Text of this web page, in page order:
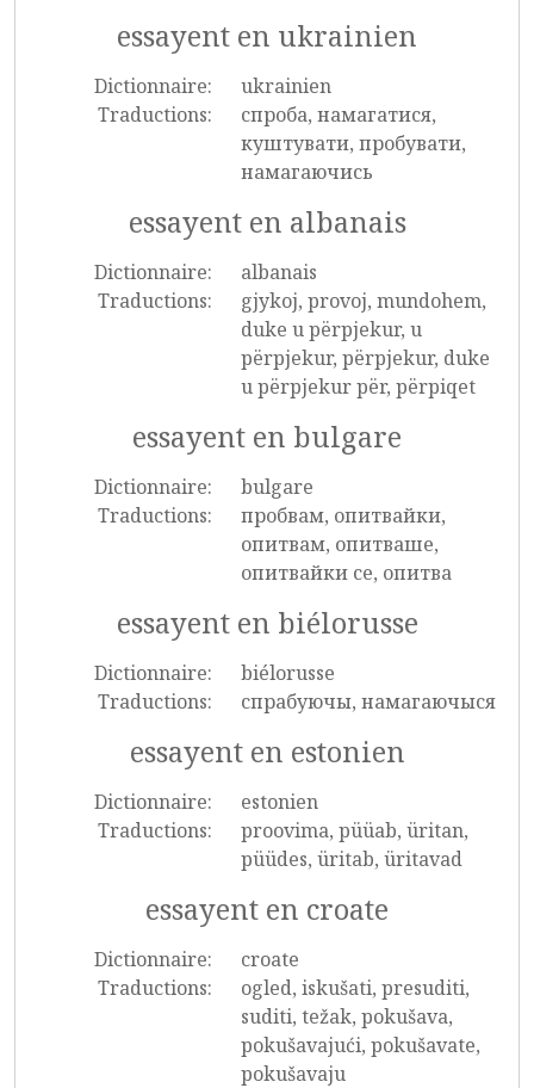
essayent en ukrainien
Dictionnaire:
ukrainien
Traductions:
спроба, намагатися,
куштувати, пробувати,
намагаючись
essayent en albanais
Dictionnaire:
albanais
Traductions:
gjykoj, provoj, mundohem,
duke u përpjekur, u
përpjekur, përpjekur, duke
u përpjekur për, përpiqet
essayent en bulgare
Dictionnaire:
bulgare
Traductions:
пробвам, опитвайки,
опитвам, опитваше,
опитвайки се, опитва
essayent en biélorusse
Dictionnaire:
biélorusse
Traductions:
спрабуючы, намагаючыся
essayent en estonien
Dictionnaire:
estonien
Traductions:
proovima, püüab, üritan,
püüdes, üritab, üritavad
essayent en croate
Dictionnaire:
croate
Traductions:
ogled, iskušati, presuditi,
suditi, težak, pokušava,
pokušavajući, pokušavate,
pokušavaju